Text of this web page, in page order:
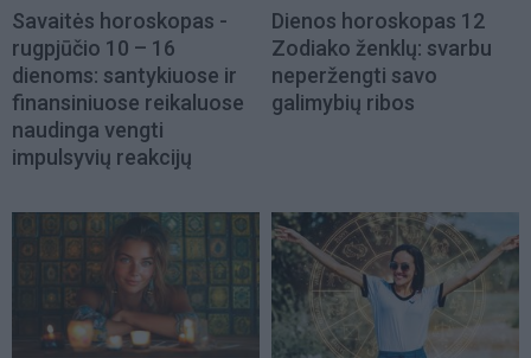
Savaitės horoskopas -
rugpjūčio 10 – 16
dienoms: santykiuose ir
finansiniuose reikaluose
naudinga vengti
impulsyvių reakcijų
Dienos horoskopas 12
Zodiako ženklų: svarbu
neperžengti savo
galimybių ribos